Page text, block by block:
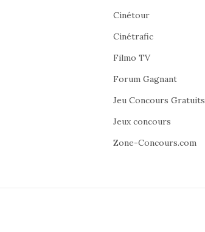
Cinétour
Cinétrafic
Filmo TV
Forum Gagnant
Jeu Concours Gratuits
Jeux concours
Zone-Concours.com